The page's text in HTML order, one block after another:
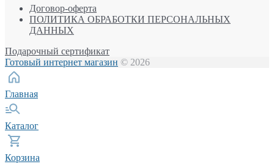
Договор-оферта
ПОЛИТИКА ОБРАБОТКИ ПЕРСОНАЛЬНЫХ
ДАННЫХ
Подарочный сертификат
Готовый интернет магазин © 2026
Главная
Каталог
Корзина